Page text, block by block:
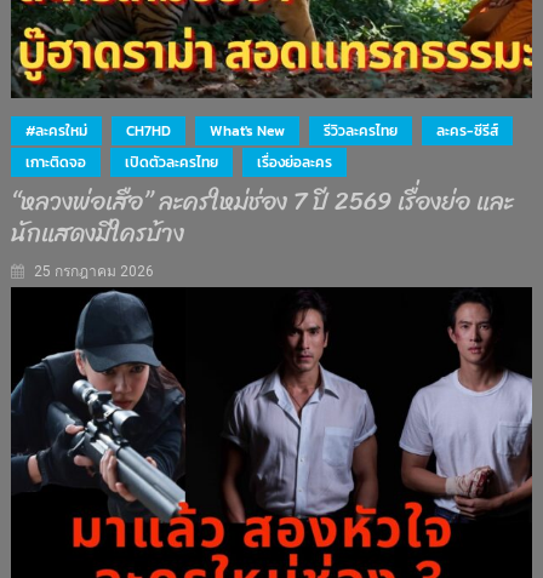
#ละครใหม่ CH7HD What's New รีวิวละครไทย
ละคร-ซีรีส์
เกาะติดจอ
เปิดตัวละครไทย เรื่องย่อละคร
“หลวงพ่อเสือ” ละครใหม่ช่อง 7 ปี 2569 เรื่องย่อ และ
นักแสดงมีใครบ้าง
25 กรกฎาคม 2026